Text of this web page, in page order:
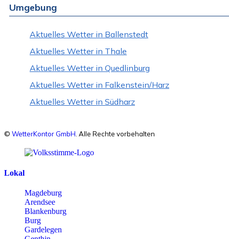
Umgebung
Aktuelles Wetter in Ballenstedt
Aktuelles Wetter in Thale
Aktuelles Wetter in Quedlinburg
Aktuelles Wetter in Falkenstein/Harz
Aktuelles Wetter in Südharz
© WetterKontor GmbH. Alle Rechte vorbehalten
Lokal
Magdeburg
Arendsee
Blankenburg
Burg
Gardelegen